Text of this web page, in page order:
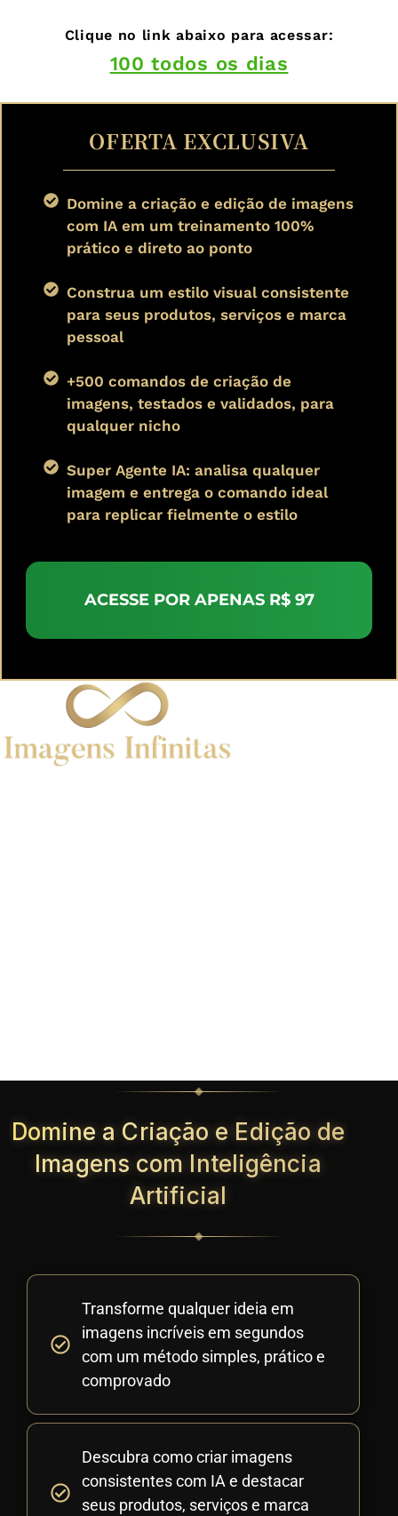
Clique no link abaixo para acessar:
100 todos os dias
OFERTA EXCLUSIVA
Domine a criação e edição de imagens
com IA em um treinamento 100%
prático e direto ao ponto
Construa um estilo visual consistente
para seus produtos, serviços e marca
pessoal
+500 comandos de criação de
imagens, testados e validados, para
qualquer nicho
Super Agente IA: analisa qualquer
imagem e entrega o comando ideal
para replicar fielmente o estilo
ACESSE POR APENAS R$ 97
Domine a Criação e Edição de
Imagens com Inteligência
Artificial
Transforme qualquer ideia em
imagens incríveis em segundos
com um método simples, prático e
comprovado
Descubra como criar imagens
consistentes com IA e destacar
seus produtos, serviços e marca